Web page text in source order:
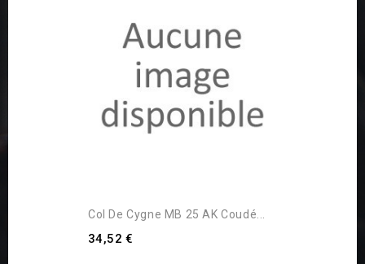
Col De Cygne MB 25 AK Coudé...
34,52 €